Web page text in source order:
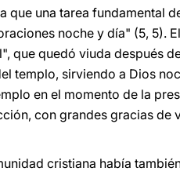
que una tarea fundamental
noche y día" (5, 5).
que quedó viuda después
templo, sirviendo a Dios
en el momento de la
con grandes gracias de
cristiana había